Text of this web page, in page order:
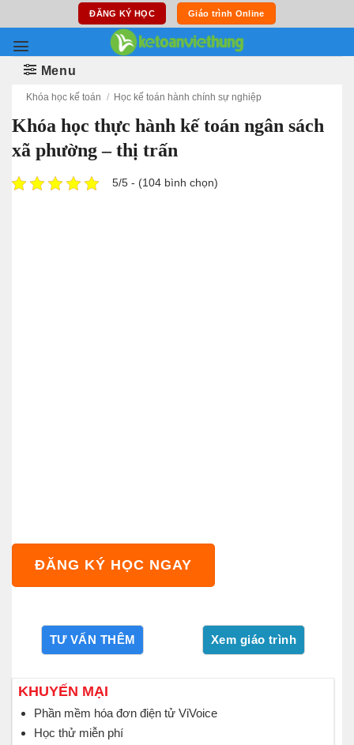
content
ĐĂNG KÝ HỌC Giáo trình Online
Menu
Khóa học kế toán / Học kế toán hành chính sự nghiệp
Khóa học thực hành kế toán ngân sách
xã phường – thị trấn
5/5 - (104 bình chọn)
ĐĂNG KÝ HỌC NGAY
KHUYẾN MẠI
Phần mềm hóa đơn điện tử ViVoice
Học thử miễn phí